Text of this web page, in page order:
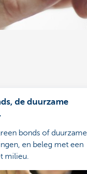
de duurzame
bonds of duurzame
en beleg met een
milieu.